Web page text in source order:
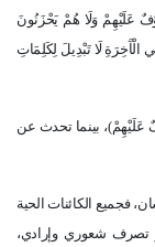
عَلَيْهِمْ وَلَا هُمْ يَحْزَنُونَ
الْآَخِرَةِ لَا تَبْدِيلَ لِكَلِمَاتِ
عَلَيْهِمْ)، بينما تحدث عن
فجميع الكائنات الحية
تصرف شعوري وإرادي،